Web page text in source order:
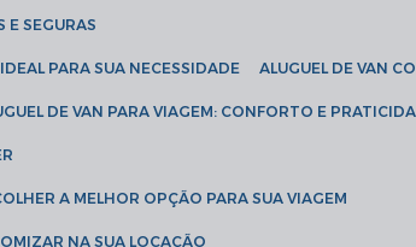
E SEGURAS
PARA SUA NECESSIDADE ALUGUEL DE VAN
DE VAN PARA VIAGEM: CONFORTO E
A MELHOR OPÇÃO PARA SUA VIAGEM
NA SUA LOCAÇÃO